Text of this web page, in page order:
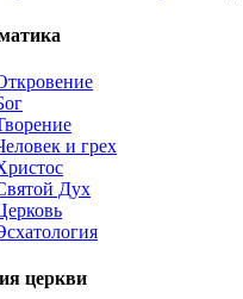
и грех
Дух
церкви